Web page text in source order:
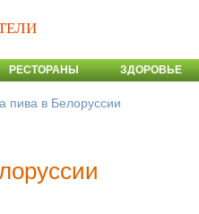
РЕСТОРАНЫ ЗДОРОВЬЕ
пива в Белоруссии